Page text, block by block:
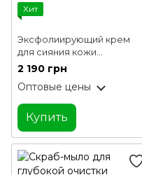
Хит
Эксфолиирующий крем
для сияния кожи
Gommage Eclat Parfait
Guinot 50 мл
2 190 грн
Оптовые цены
Купить